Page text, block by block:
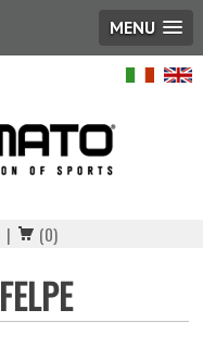
MENU
| (0)
FELPE